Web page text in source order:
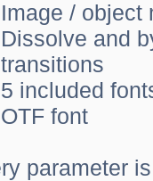
Image / object
Dissolve and
transitions
5 included
OTF font
parameter